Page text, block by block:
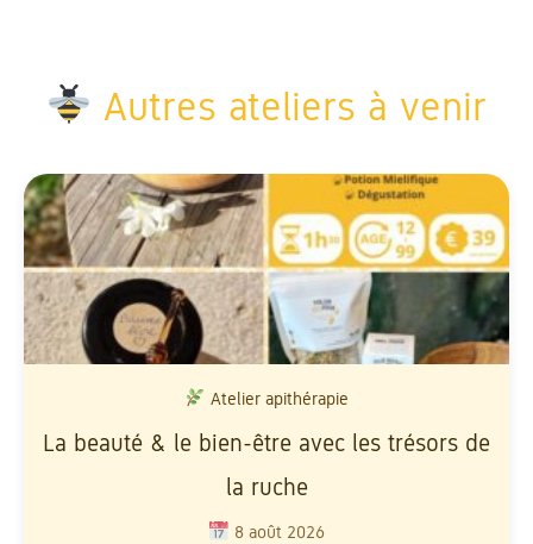
Autres ateliers à venir
Atelier apithérapie
La beauté & le bien-être avec les trésors de
la ruche
8 août 2026